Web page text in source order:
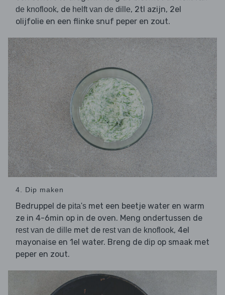
de knoflook, de helft van de dille, 2tl azijn, 2el
olijfolie en een flinke snuf peper en zout.
4. Dip maken
Bedruppel de pita's met een beetje water en warm
ze in 4-6min op in de oven. Meng ondertussen de
rest van de dille met de rest van de knoflook, 4el
mayonaise en 1el water. Breng de dip op smaak met
peper en zout.